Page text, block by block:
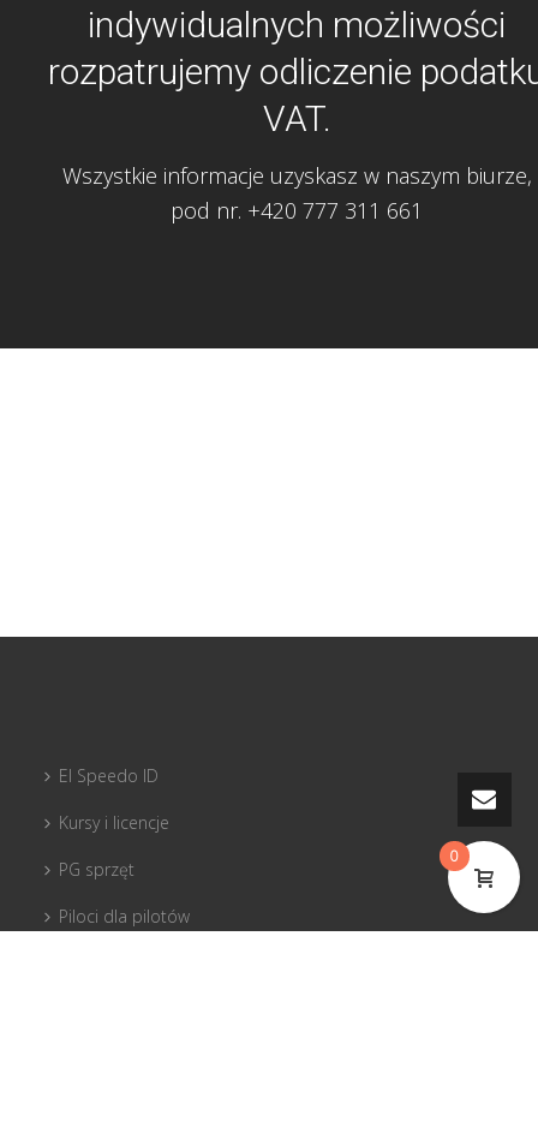
indywidualnych możliwości
rozpatrujemy odliczenie
VAT.
Wszystkie informacje uzyskasz w naszym biurze,
pod nr. +420 777 311 661
El Speedo ID
Kursy i licencje
PG sprzęt
Piloci dla pilotów
0